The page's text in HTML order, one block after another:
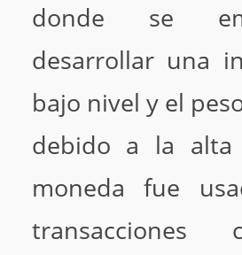
donde se
desarrollar una
bajo nivel y el
debido a la
moneda fue
transacciones